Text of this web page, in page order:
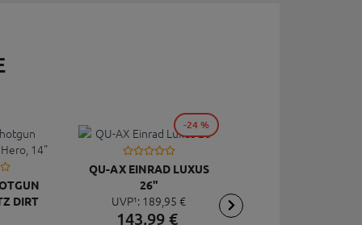
DIRT
QU-AX EINRAD LUXUS
26"
UVP¹: 189, 95 €
143,99 €
-24 %